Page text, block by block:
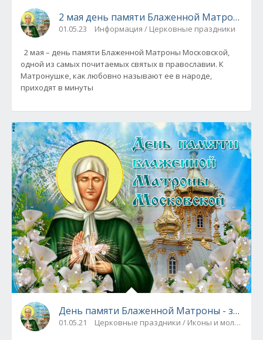
2 мая день памяти Блаженной Матроны
01.05.23 Информация / Церковные праздники
2 мая – день памяти Блаженной Матроны Московской,
одной из самых почитаемых святых в православии. К
Матронушке, как любовно называют ее в народе,
приходят в минуты
День памяти Блаженной Матроны -
01.05.21 Церковные праздники / Иконы и молитвы